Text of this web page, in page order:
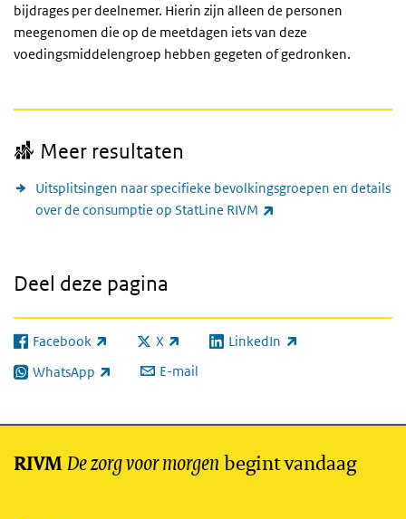
bijdrages per deelnemer. Hierin zijn alleen de personen
meegenomen die op de meetdagen iets van deze
voedingsmiddelengroep hebben gegeten of gedronken.
Meer resultaten
Uitsplitsingen naar specifieke bevolkingsgroepen en details
over de consumptie op StatLine RIVM
Deel deze pagina
Facebook
(externe link) X
(externe link) LinkedIn
(externe link)
WhatsApp
(externe link) E-mail
RIVM De zorg voor morgen begint vandaag